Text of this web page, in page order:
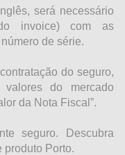
será necessário
invoice) com as
de série.
do seguro,
do mercado
da Nota Fiscal”.
seguro. Descubra
produto Porto.